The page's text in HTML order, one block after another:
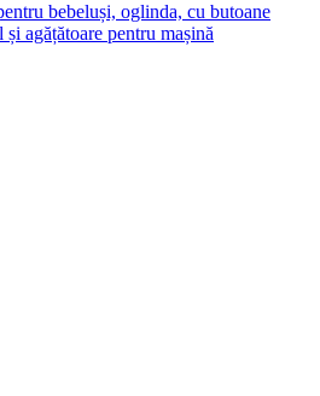
bebeluși, oglinda, cu butoane
agățătoare pentru mașină